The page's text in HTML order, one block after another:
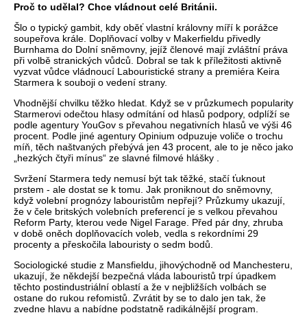
Proč to udělal? Chce vládnout celé Británii.
Šlo o typický gambit, kdy oběť vlastní královny míří k porážce
soupeřova krále. Doplňovací volby v Makerfieldu přivedly
Burnhama do Dolní sněmovny, jejíž členové mají zvláštní práva
při volbě stranických vůdců. Dobral se tak k příležitosti aktivně
vyzvat vůdce vládnoucí Labouristické strany a premiéra Keira
Starmera k souboji o vedení strany.
Vhodnější chvilku těžko hledat. Když se v průzkumech popularity
Starmerovi odečtou hlasy odmítání od hlasů podpory, odplíží se
podle agentury YouGov s převahou negativních hlasů ve výši 46
procent. Podle jiné agentury Opinium odpuzuje voliče o trochu
míň, těch naštvaných přebývá jen 43 procent, ale to je něco jako
„hezkých čtyři mínus“ ze slavné filmové hlášky .
Svržení Starmera tedy nemusí být tak těžké, stačí ťuknout
prstem - ale dostat se k tomu. Jak proniknout do sněmovny,
když volební prognózy labouristům nepřejí? Průzkumy ukazují,
že v čele britských volebních preferencí je s velkou převahou
Reform Party, kterou vede Nigel Farage. Před pár dny, zhruba
v době oněch doplňovacích voleb, vedla s rekordními 29
procenty a přeskočila labouristy o sedm bodů.
Sociologické studie z Mansfieldu, jihovýchodně od Manchesteru,
ukazují, že někdejší bezpečná vláda labouristů trpí úpadkem
těchto postindustriální oblastí a že v nejbližších volbách se
ostane do rukou refomistů. Zvrátit by se to dalo jen tak, že
zvedne hlavu a nabídne podstatně radikálnější program.